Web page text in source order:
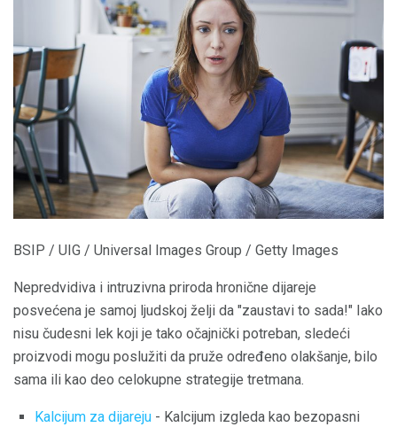
BSIP / UIG / Universal Images Group / Getty Images
Nepredvidiva i intruzivna priroda hronične dijareje
posvećena je samoj ljudskoj želji da "zaustavi to sada!" Iako
nisu čudesni lek koji je tako očajnički potreban, sledeći
proizvodi mogu poslužiti da pruže određeno olakšanje, bilo
sama ili kao deo celokupne strategije tretmana.
Kalcijum za dijareju - Kalcijum izgleda kao bezopasni